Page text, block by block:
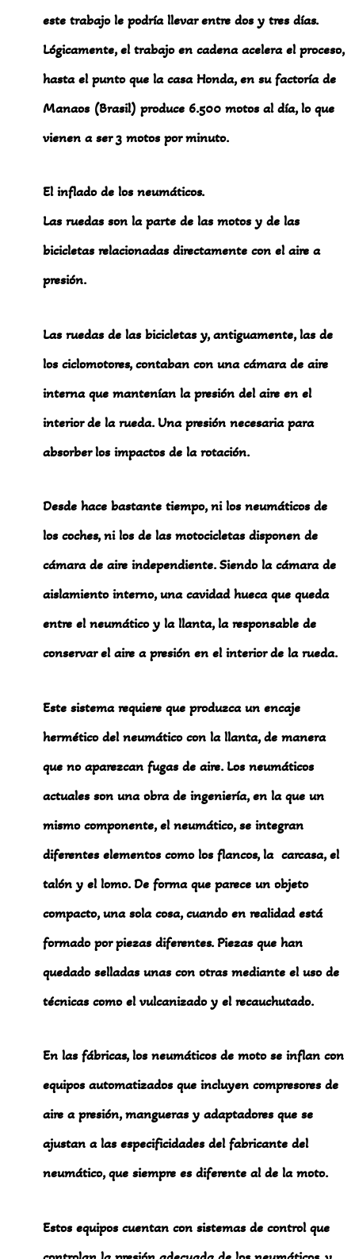
este trabajo le podría llevar entre dos y tres días.
Lógicamente, el trabajo en cadena acelera el proceso,
hasta el punto que la casa Honda, en su factoría de
Manaos (Brasil) produce 6.500 motos al día, lo que
vienen a ser 3 motos por minuto.
El inflado de los neumáticos.
Las ruedas son la parte de las motos y de las
bicicletas relacionadas directamente con el aire a
presión.
Las ruedas de las bicicletas y, antiguamente, las de
los ciclomotores, contaban con una cámara de aire
interna que mantenían la presión del aire en el
interior de la rueda. Una presión necesaria para
absorber los impactos de la rotación.
Desde hace bastante tiempo, ni los neumáticos de
los coches, ni los de las motocicletas disponen de
cámara de aire independiente. Siendo la cámara de
aislamiento interno, una cavidad hueca que queda
entre el neumático y la llanta, la responsable de
conservar el aire a presión en el interior de la rueda.
Este sistema requiere que produzca un encaje
hermético del neumático con la llanta, de manera
que no aparezcan fugas de aire. Los neumáticos
actuales son una obra de ingeniería, en la que un
mismo componente, el neumático, se integran
diferentes elementos como los flancos, la carcasa, el
talón y el lomo. De forma que parece un objeto
compacto, una sola cosa, cuando en realidad está
formado por piezas diferentes. Piezas que han
quedado selladas unas con otras mediante el uso de
técnicas como el vulcanizado y el recauchutado.
En las fábricas, los neumáticos de moto se inflan con
equipos automatizados que incluyen compresores de
aire a presión, mangueras y adaptadores que se
ajustan a las especificidades del fabricante del
neumático, que siempre es diferente al de la moto.
Estos equipos cuentan con sistemas de control que